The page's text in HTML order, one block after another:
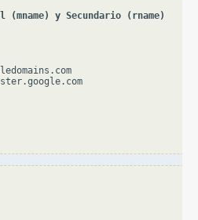
(mname) y Secundario (rname)